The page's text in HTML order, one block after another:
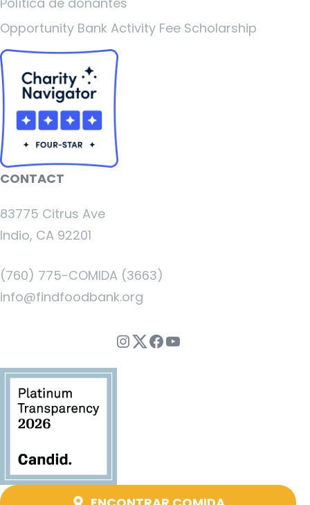
Opportunity Bank Activity Fee Scholarship
CONTACT
83775 Citrus Ave
Indio, CA 92201
(760) 775-COMIDA (3663)
info@findfoodbank.org
Instagram
Twitter
Facebook
YouTube